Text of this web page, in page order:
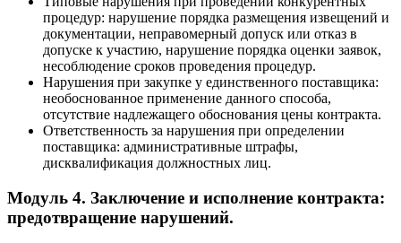
процедур: нарушение порядка размещения извещений и
документации, неправомерный допуск или отказ в
допуске к участию, нарушение порядка оценки заявок,
несоблюдение сроков проведения процедур.
Нарушения при закупке у единственного поставщика:
необоснованное применение данного способа,
отсутствие надлежащего обоснования цены контракта.
Ответственность за нарушения при определении
поставщика: административные штрафы,
дисквалификация должностных лиц.
Модуль 4. Заключение и исполнение контракта:
предотвращение нарушений.